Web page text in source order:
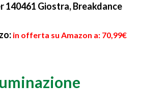
140461 Giostra, Breakdance
in offerta su Amazon a: 70,99€